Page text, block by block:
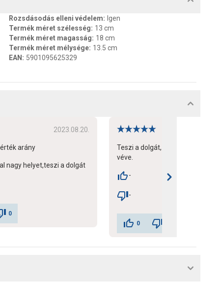
Rozsdásodás elleni védelem: Igen
Termék méret szélesség: 13 cm
Termék méret magasság: 18 cm
Termék méret mélysége: 13.5 cm
EAN : 5901095625329
2023.08.20.
arány
nagy helyet,teszi a dolgát
0
Teszi a dolgát, Hajdu
véve.
-
-
0